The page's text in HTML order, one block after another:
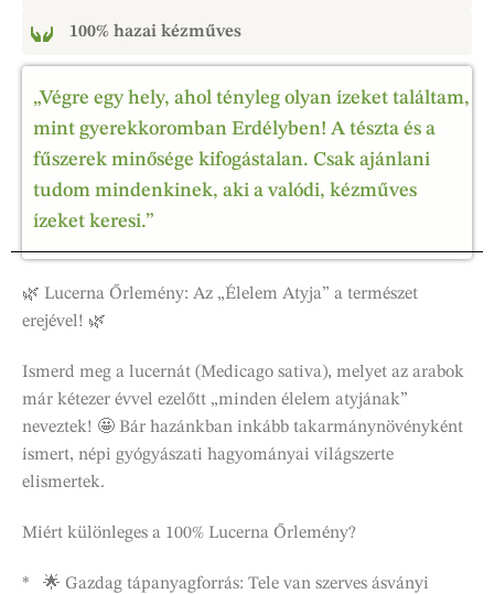
100% hazai kézműves
„Végre egy hely, ahol tényleg olyan ízeket találtam,
mint gyerekkoromban Erdélyben! A tészta és a
fűszerek minősége kifogástalan. Csak ajánlani
tudom mindenkinek, aki a valódi, kézműves
ízeket keresi.”
🌿 Lucerna Őrlemény: Az „Élelem Atyja” a természet
erejével! 🌿
Ismerd meg a lucernát (Medicago sativa), melyet az arabok
már kétezer évvel ezelőtt „minden élelem atyjának”
neveztek! 🤩 Bár hazánkban inkább takarmánynövényként
ismert, népi gyógyászati hagyományai világszerte
elismertek.
Miért különleges a 100% Lucerna Őrlemény?
* 🌟 Gazdag tápanyagforrás: Tele van szerves ásványi